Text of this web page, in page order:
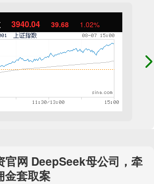
3940.04 39.68 1.02%
官网 DeepSeek母公司，牵
金套取案